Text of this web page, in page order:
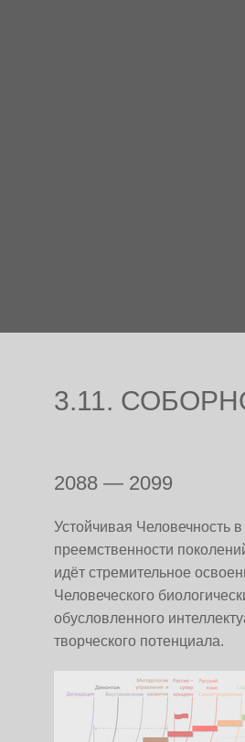
3.11.
2088 — 2099
Устойчивая Человечность в
преемственности
идёт стремительное
Человеческого
обусловленного
творческого потенциала.